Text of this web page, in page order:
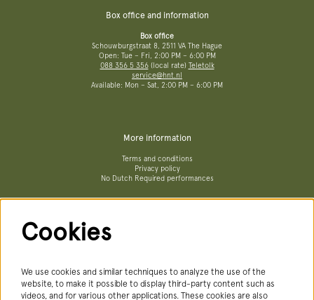
Box office and information
Box office
Schouwburgstraat 8, 2511 VA The Hague
Open: Tue – Fri, 2:00 PM – 6:00 PM
088 356 5 356(local rate) Teletolk
service@hnt.nl
Available: Mon – Sat, 2:00 PM – 6:00 PM
More information
Terms and conditions
Privacy policy
No Dutch Required performances
Cookies
We use cookies and similar techniques to analyze the use of the
website, to make it possible to display third-party content such as
videos, and for various other applications. These cookies are also